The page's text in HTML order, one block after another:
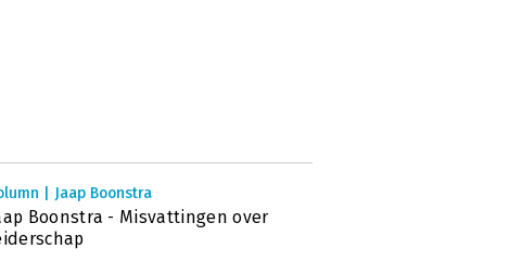
| Jaap Boonstra
Boonstra - Misvattingen over